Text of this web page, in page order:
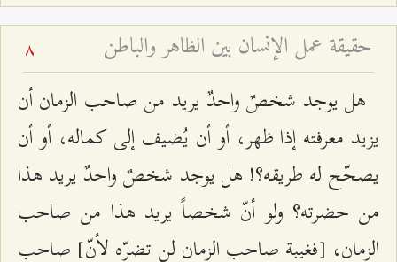
حقيقة عمل الإنسان بين الظاهر والباطن 8
هل يوجد شخصٌ واحدٌ يريد من صاحب الزمان أن
يزيد معرفته إذا ظهر، أو أن يُضيف إلى كماله، أو أن
يصحّح له طريقه؟! هل يوجد شخصٌ واحدٌ يريد هذا
من حضرته؟ ولو أنّ شخصاً يريد هذا من صاحب
الزمان، [فغيبة صاحب الزمان لن تضرّه لأنّ] صاحب